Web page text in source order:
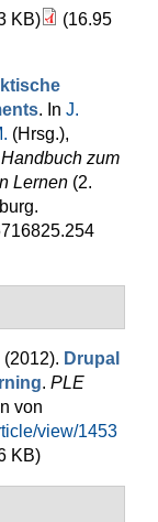
KB)
(16.95
. In J.
(Hrsg.),
zum
Lernen (2.
(2012). Drupal
. PLE
von
view/1453
KB)